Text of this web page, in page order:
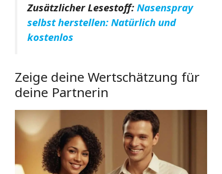
Zusätzlicher Lesestoff:Nasenspray
selbst herstellen: Natürlich und
kostenlos
Zeige deine Wertschätzung für
deine Partnerin